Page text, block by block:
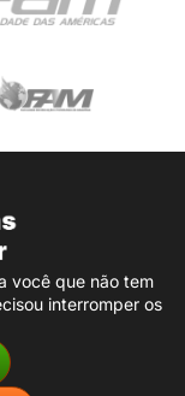
você que não tem
interromper os